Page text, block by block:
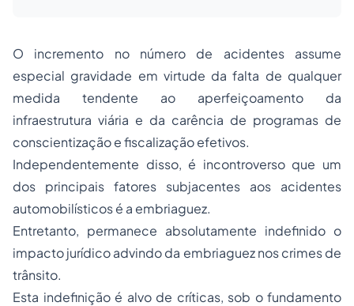
O incremento no número de acidentes assume
especial gravidade em virtude da falta de qualquer
medida tendente ao aperfeiçoamento da
infraestrutura viária e da carência de programas de
conscientização e fiscalização efetivos.
Independentemente disso, é incontroverso que um
dos principais fatores subjacentes aos acidentes
automobilísticos é a embriaguez.
Entretanto, permanece absolutamente indefinido o
impacto jurídico advindo da embriaguez nos crimes de
trânsito.
Esta indefinição é alvo de críticas, sob o fundamento